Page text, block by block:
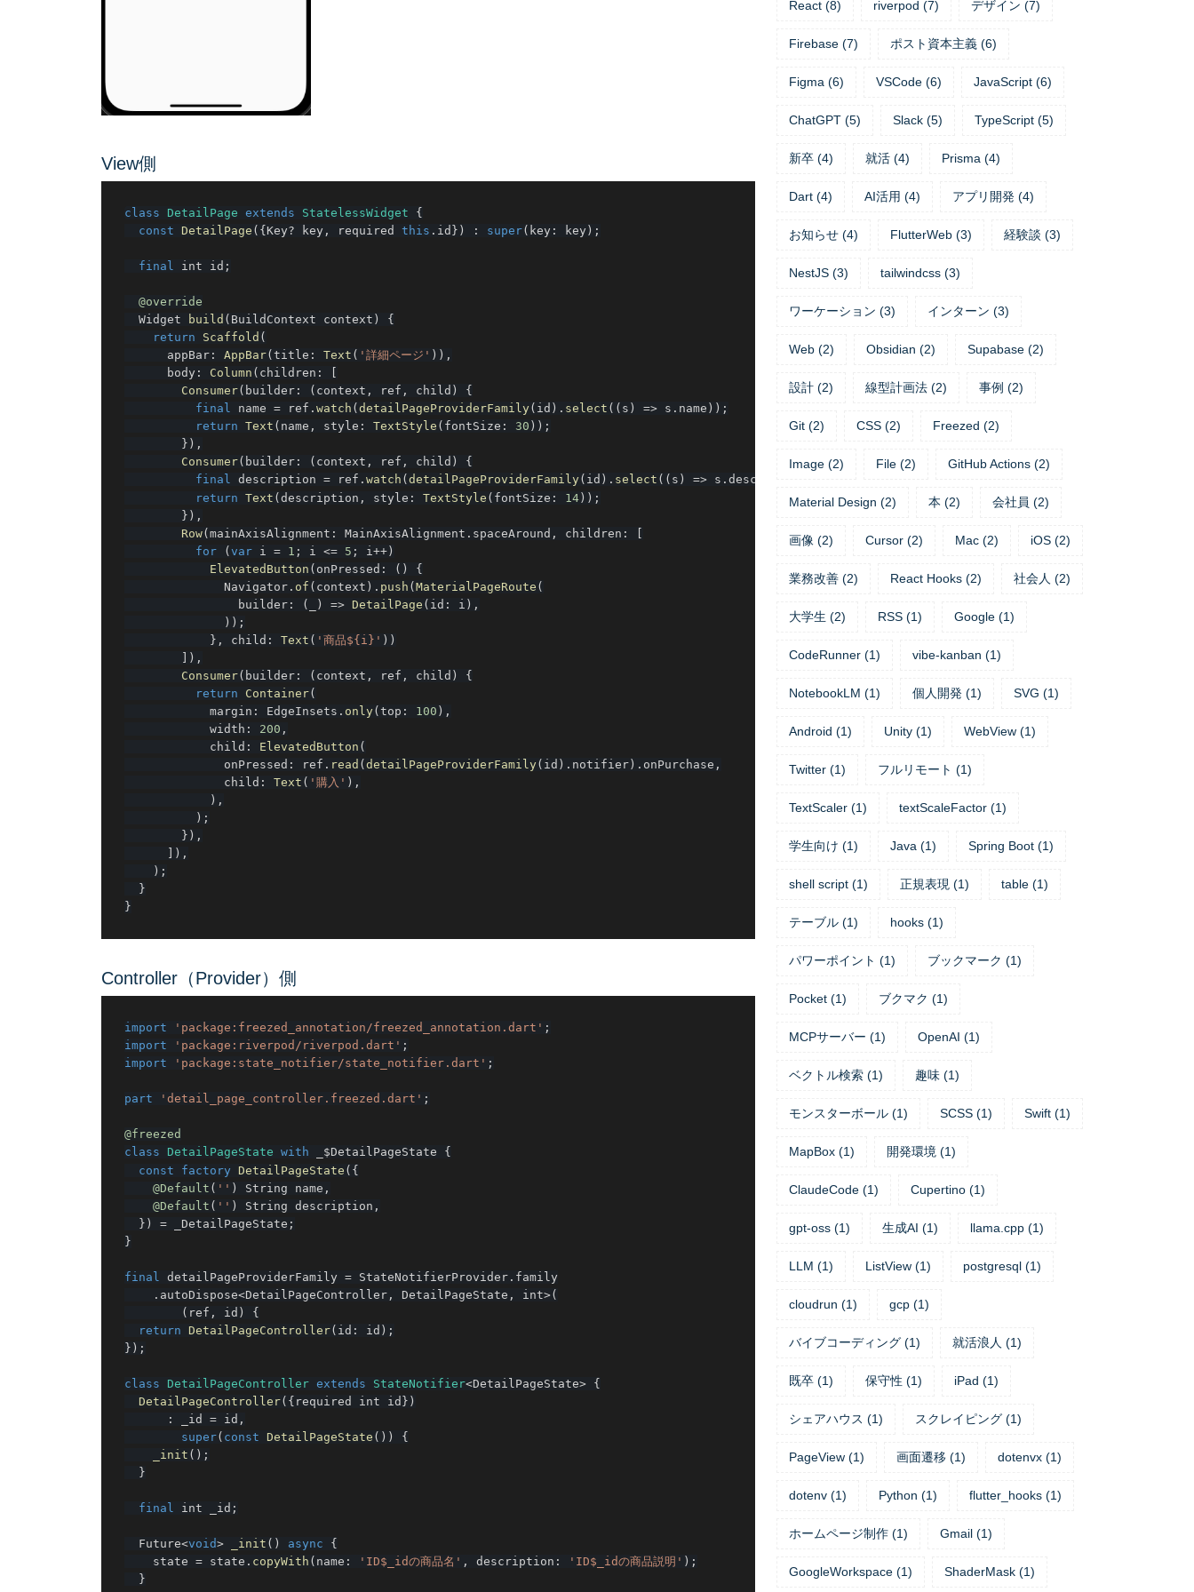
View側
class DetailPage extends StatelessWidget
{
const DetailPage ( { Key? key , required this . id } ) : super( key : key ) ;
final int id ;
@override
  Widget
build ( BuildContext context )
{
return
Scaffold (
      appBar
: AppBar( title : Text ( '詳細ページ' ) ) ,
      body
: Column ( children :
Consumer( builder : ( context , ref , child )
{
final name = ref . watch ( detailPageProviderFamily( id ) . select ( ( s ) => s . name ) ) ;
return Text ( name , style : TextStyle ( fontSize : 30 ) ) ;
} ) ,
Consumer( builder : ( context , ref , child )
{
final description = ref . watch ( detailPageProviderFamily( id ) . select ( ( s ) => s . description
return Text (description , style : TextStyle ( fontSize : 14) ) ;
} ) ,
Row(mainAxisAlignment : MainAxisAlignment . spaceAround , children :
[
for
(var i = 1 ; i <= 5 ; i ++)
ElevatedButton ( onPressed : ( )
{
              Navigator
. of ( context ) . push (MaterialPageRoute (
                builder
: ( ) => DetailPage ( id : i ) ,
) ) ;
} , child : Text ( '商品${i}' ) )
) ,
Consumer( builder : ( context , ref , child )
{
return
Container(
            margin
: EdgeInsets . only( top : 100 ) ,
            width
: 200 ,
            child
: ElevatedButton (
              onPressed
: ref . read ( detailPageProviderFamily( id ) . notifier ) . onPurchase ,
              child
: Text ( '購入' ) ,
) ,
) ;
} ) ,
) ,
) ;
}
}
Controller（Provider）側
import 'package:freezed_annotation/freezed_annotation.dart' ;
import
'package:riverpod/riverpod.dart' ;
import
'package:state_notifier/state_notifier.dart' ;
part 'detail_page_controller.freezed.dart' ;
@freezed
class
DetailPageState with _$DetailPageState {
const
factory DetailPageState ( {
@Default ( '' ) String name ,
@Default ( '' ) String description ,
} ) = _DetailPageState ;
}
final detailPageProviderFamily = StateNotifierProvider . family
. autoDispose<DetailPageController , DetailPageState , int>(
( ref , id )
{
return DetailPageController( id : id ) ;
} ) ;
class DetailPageController extends StateNotifier<DetailPageState> {
DetailPageController( { required int id } )
:
_id = id ,
super( const DetailPageState ( ) )
{
_init ( ) ;
}
final int _id ;
  Future
<void> _init ( ) async
{
    state
= state . copyWith ( name : 'ID$_idの商品名' , description : 'ID$_idの商品説明' ) ;
}
React (8) riverpod (7) デザイン (7)
Firebase (7) ポスト資本主義 (6)
Figma (6) VSCode (6) JavaScript (6)
ChatGPT (5) Slack (5) TypeScript (5)
新卒 (4) 就活 (4) Prisma (4)
Dart (4) AI活用 (4) アプリ開発 (4)
お知らせ (4) FlutterWeb (3) 経験談 (3)
NestJS (3) tailwindcss (3)
ワーケーション (3) インターン (3)
Web (2) Obsidian (2) Supabase (2)
設計 (2) 線型計画法 (2) 事例 (2)
Git (2) CSS (2) Freezed (2)
Image (2) File (2) GitHub Actions (2)
Material Design (2) 本 (2) 会社員 (2)
画像 (2) Cursor (2) Mac (2) iOS (2)
業務改善 (2) React Hooks (2) 社会人 (2)
大学生 (2) RSS (1) Google (1)
CodeRunner (1) vibe-kanban (1)
NotebookLM (1) 個人開発 (1) SVG (1)
Android (1) Unity (1) WebView (1)
Twitter (1) フルリモート (1)
TextScaler (1) textScaleFactor (1)
学生向け (1) Java (1) Spring Boot (1)
shell script (1) 正規表現 (1) table (1)
テーブル (1) hooks (1)
パワーポイント (1) ブックマーク (1)
Pocket (1) ブクマク (1)
MCPサーバー (1) OpenAI (1)
ベクトル検索 (1) 趣味 (1)
モンスターボール (1) SCSS (1) Swift (1)
MapBox (1) 開発環境 (1)
ClaudeCode (1) Cupertino (1)
gpt-oss (1) 生成AI (1) llama.cpp (1)
LLM (1) ListView (1) postgresql (1)
cloudrun (1) gcp (1)
バイブコーディング (1) 就活浪人 (1)
既卒 (1) 保守性 (1) iPad (1)
シェアハウス (1) スクレイピング (1)
PageView (1) 画面遷移 (1) dotenvx (1)
dotenv (1) Python (1) flutter_hooks (1)
ホームページ制作 (1) Gmail (1)
GoogleWorkspace (1) ShaderMask (1)